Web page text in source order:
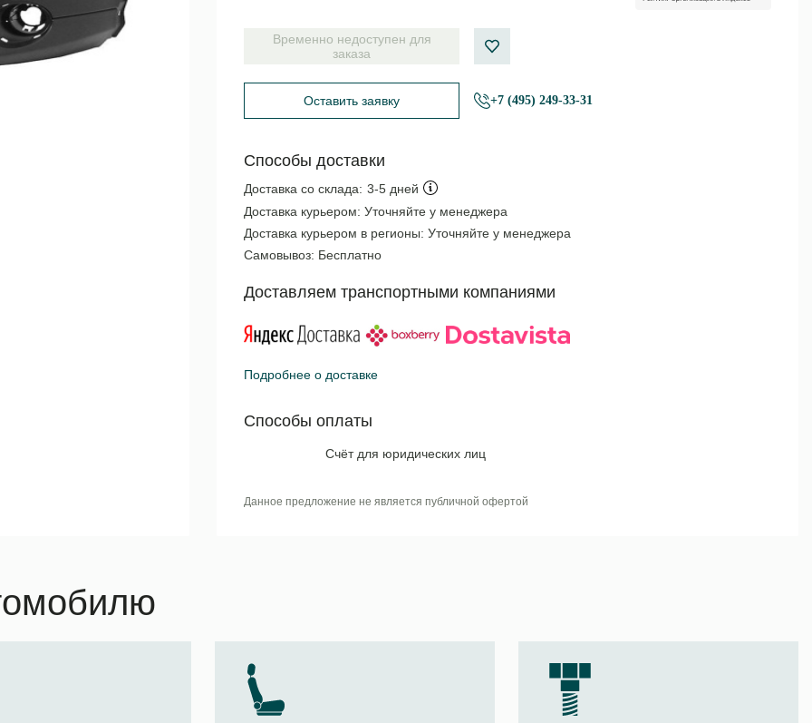
Временно недоступен для
заказа
Оставить заявку +7 (495) 249-33-31
Способы доставки
Доставка со склада: 3-5 дней
Доставка курьером: Уточняйте у менеджера
Доставка курьером в регионы: Уточняйте у менеджера
Самовывоз: Бесплатно
Доставляем транспортными компаниями
Подробнее о доставке
Способы оплаты
Счёт для юридических лиц
Данное предложение не является публичной офертой